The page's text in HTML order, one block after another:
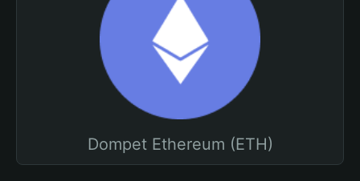
Dompet Ethereum (ETH)